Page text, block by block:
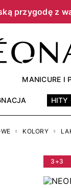
przygodę z
MANICURE I
HITY
KOLORY
3+3